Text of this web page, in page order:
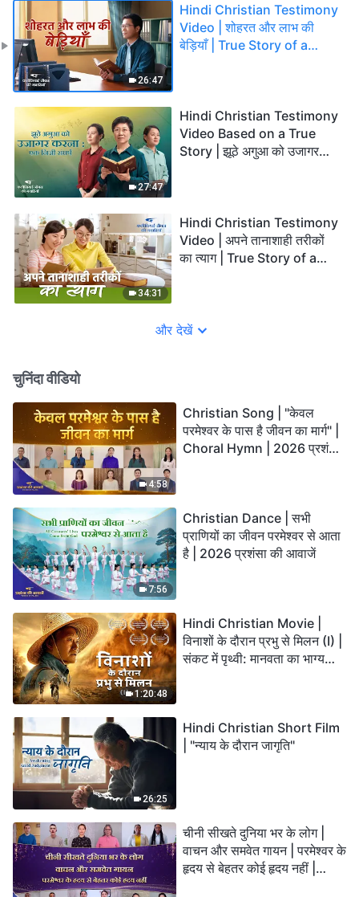
26:47
Hindi Christian Testimony
Video | शोहरत और लाभ की
बेड़ियाँ | True Story of a
27:47
Hindi Christian Testimony
Video Based on a True
Story | झूठे अगुआ को उजागर
34:31
Hindi Christian Testimony
Video | अपने तानाशाही तरीकों
का त्याग | True Story of a
और देखें
चुनिंदा वीडियो
4:58
Christian Song | "केवल
परमेश्वर के पास है जीवन का मार्ग" |
Choral Hymn | 2026 प्रशंसा
7:56
Christian Dance | सभी
प्राणियों का जीवन परमेश्वर से आता
है | 2026 प्रशंसा की आवाजें
1:20:48
Hindi Christian Movie |
विनाशों के दौरान प्रभु से मिलन (I) |
संकट में पृथ्वी: मानवता का भाग्य
26:25
Hindi Christian Short Film
| "न्याय के दौरान जागृति"
चीनी सीखते दुनिया भर के लोग |
वाचन और समवेत गायन | परमेश्वर के
हृदय से बेहतर कोई हृदय नहीं |